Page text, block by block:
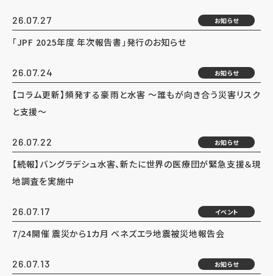
26.07.27 お知らせ
「JPF 2025年度 年次報告書」発行のお知らせ
26.07.24 お知らせ
【コラム更新】頻発する豪雨と水害 ～誰もが向き合う災害リスク
と支援～
26.07.22 お知らせ
【続報】バングラデシュ水害、新たに世界の医療団が緊急支援＆現
地調査を実施中
26.07.17 イベント
7/24開催 震災から1カ月 ベネズエラ地震被災地報告会
26.07.13 お知らせ